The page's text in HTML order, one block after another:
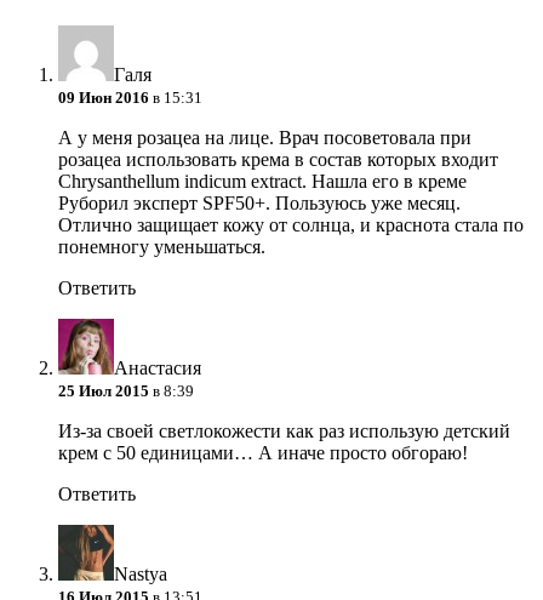
Галя
09 Июн 2016 в 15:31
А у меня розацеа на лице. Врач посоветовала при
розацеа использовать крема в состав которых входит
Chrysanthellum indicum extract. Нашла его в креме
Руборил эксперт SPF50+. Пользуюсь уже месяц.
Отлично защищает кожу от солнца, и краснота стала по
понемногу уменьшаться.
Ответить
Анастасия
25 Июл 2015 в 8:39
Из-за своей светлокожести как раз использую детский
крем с 50 единицами… А иначе просто обгораю!
Ответить
Nastya